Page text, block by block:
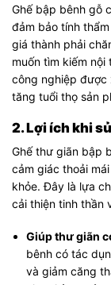
Ghế bập bênh gỗ
đảm bảo tính
giá thành phải
muốn tìm kiếm
công nghiệp được
tăng tuổi thọ sản
2. Lợi ích khi
Ghế thư giãn bập
cảm giác thoải
khỏe. Đây là lựa
cải thiện tinh thần
Giúp thư giãn
bênh có tác
và giảm căng